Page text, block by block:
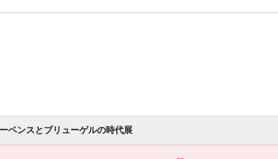
ベンスとブリューゲルの時代展